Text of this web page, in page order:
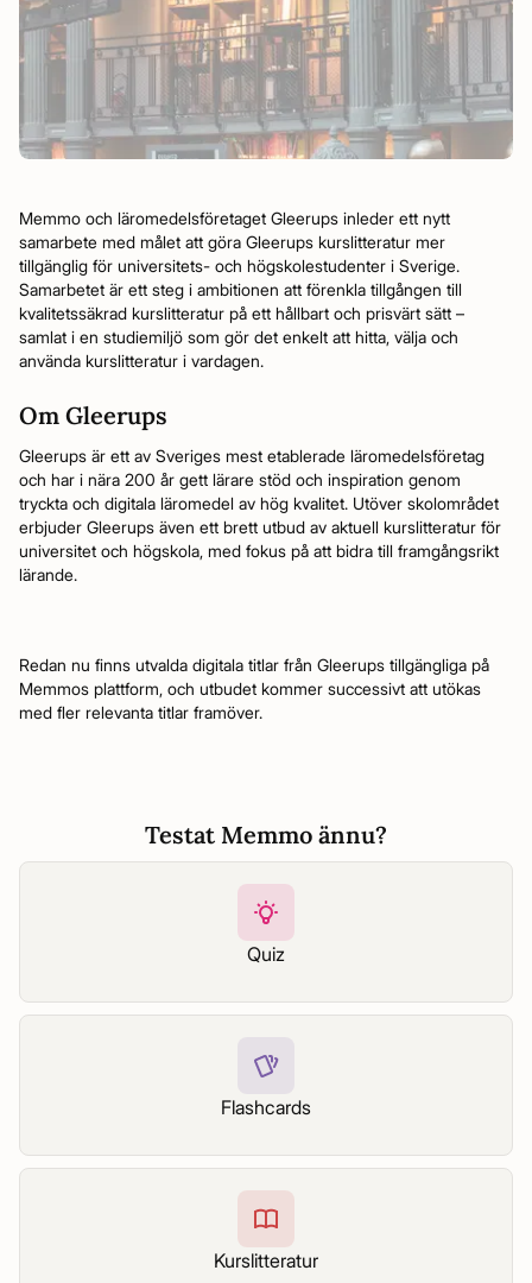
Memmo och läromedelsföretaget Gleerups inleder ett nytt
samarbete med målet att göra Gleerups kurslitteratur mer
tillgänglig för universitets- och högskolestudenter i Sverige.
Samarbetet är ett steg i ambitionen att förenkla tillgången till
kvalitetssäkrad kurslitteratur på ett hållbart och prisvärt sätt –
samlat i en studiemiljö som gör det enkelt att hitta, välja och
använda kurslitteratur i vardagen.
Om Gleerups
Gleerups är ett av Sveriges mest etablerade läromedelsföretag
och har i nära 200 år gett lärare stöd och inspiration genom
tryckta och digitala läromedel av hög kvalitet. Utöver skolområdet
erbjuder Gleerups även ett brett utbud av aktuell kurslitteratur för
universitet och högskola, med fokus på att bidra till framgångsrikt
lärande.
Redan nu finns utvalda digitala titlar från Gleerups tillgängliga på
Memmos plattform, och utbudet kommer successivt att utökas
med fler relevanta titlar framöver.
Testat Memmo ännu?
Quiz
Flashcards
Kurslitteratur